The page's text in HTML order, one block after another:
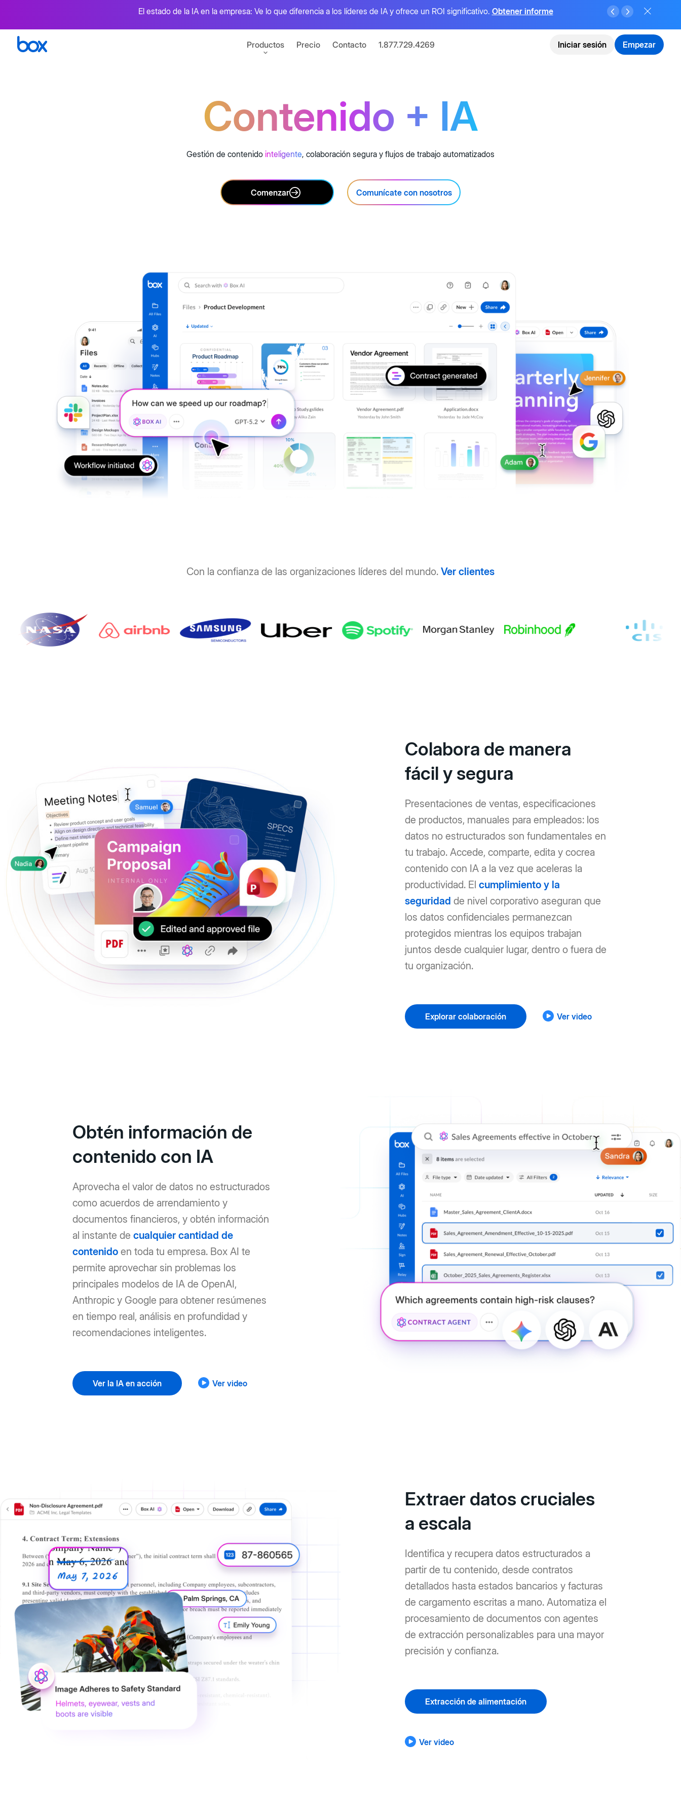
El estado de la IA en la empresa: Ve lo que diferencia a los líderes de IA y ofrece un ROI significativo. Obtener informe
Productos Precio Contacto 1.877.729.4269
Box AI
Libera el valor de tu contenido
Firma nativa con Box Sign
Miles de apps conectadas
Herramientas para desarrolladores
Box Automate
Iniciar sesión Empezar
Contenido + IA
Gestión de contenido inteligente, colaboración segura y flujos de trabajo automatizados
Comenzar Comunícate con nosotros
Con la confianza de las organizaciones líderes del mundo. Ver clientes
Colabora de manera
fácil y segura
Presentaciones de ventas, especificaciones
de productos, manuales para empleados: los
datos no estructurados son fundamentales en
tu trabajo. Accede, comparte, edita y cocrea
contenido con IA a la vez que aceleras la
productividad. Elcumplimiento y la
seguridad de nivel corporativo aseguran que
los datos confidenciales permanezcan
protegidos mientras los equipos trabajan
juntos desde cualquier lugar, dentro o fuera de
tu organización.
Explorar colaboración Ver video
Obtén información de
contenido con IA
Aprovecha el valor de datos no estructurados
como acuerdos de arrendamiento y
documentos financieros, y obtén información
al instante decualquier cantidad de
contenido en toda tu empresa. Box AI te
permite aprovechar sin problemas los
principales modelos de IA de OpenAI,
Anthropic y Google para obtener resúmenes
en tiempo real, análisis en profundidad y
recomendaciones inteligentes.
Ver la IA en acción Ver video
Extraer datos cruciales
a escala
Identifica y recupera datos estructurados a
partir de tu contenido, desde contratos
detallados hasta estados bancarios y facturas
de cargamento escritas a mano. Automatiza el
procesamiento de documentos con agentes
de extracción personalizables para una mayor
precisión y confianza.
Extracción de alimentación
Ver video